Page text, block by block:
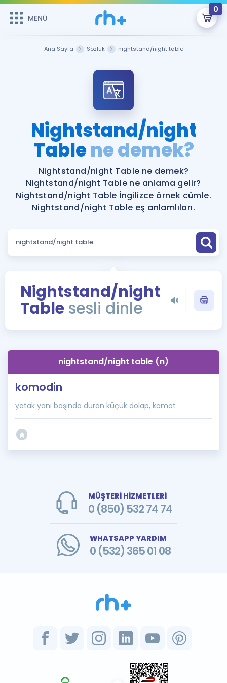
MENÜ
0
Şifremi Hatırlamıyorum
Sepetin Şu An Boş.
Remzi Hoca ile seni sınava hazırlayacak onlarca eğitim seni
bekliyor!
MENÜ
Katılımcı Görüşleri
Faydalı Araçlar
Ücretsiz Kaynaklar
Sözlük
Puan Hesaplama
ÖSYM Sınav Takvimi
Kampanyalar
Blog
İngilizce Gramer
Blog
İngilizce Gramer
Hakkımızda
Kariyer
Ana Sayfa Sözlük nightstand/night table
Nightstand/night
Tablene demek?
Nightstand/night Table ne demek?
Nightstand/night Table ne anlama gelir?
Nightstand/night Table İngilizce örnek cümle.
Nightstand/night Table eş anlamlıları.
Nightstand/night
Tablesesli dinle
nightstand/night table (n)
komodin
yatak yanı başında duran küçük dolap, komot
MÜŞTERİ HİZMETLERİ
0 (850) 532 74 74
WHATSAPP YARDIM
0 (532) 365 01 08